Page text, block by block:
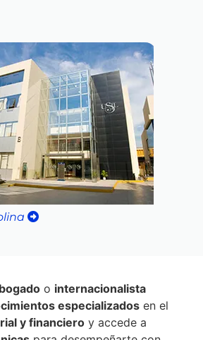
o internacionalista
especializados en el
y financiero y accede a